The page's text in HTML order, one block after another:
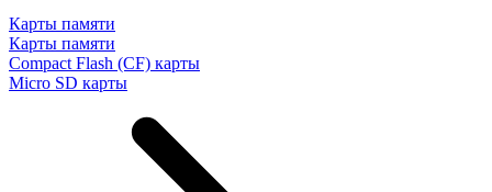
Карты памяти
Карты памяти
Compact Flash (CF) карты
Micro SD карты